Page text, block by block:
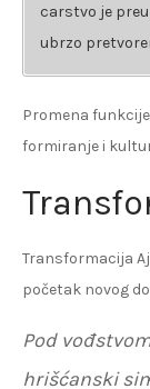
carstvo je
ubrzo
Promena
formiranje i
Transformacija
početak novog
Pod
hrišćanski